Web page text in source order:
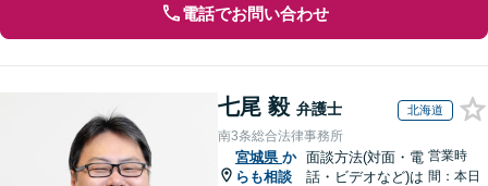
電話でお問い合わせ
七尾 毅 弁護士 北海道
南3条総合法律事務所
宮城県 か
らも相談
面談方法(対面・電
話・ビデオなど)は
営業時
間：本日